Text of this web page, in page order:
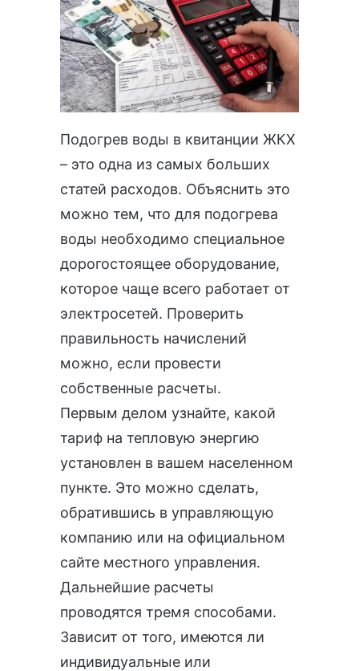
Подогрев воды в квитанции ЖКХ
– это одна из самых больших
статей расходов. Объяснить это
можно тем, что для подогрева
воды необходимо специальное
дорогостоящее оборудование,
которое чаще всего работает от
электросетей. Проверить
правильность начислений
можно, если провести
собственные расчеты.
Первым делом узнайте, какой
тариф на тепловую энергию
установлен в вашем населенном
пункте. Это можно сделать,
обратившись в управляющую
компанию или на официальном
сайте местного управления.
Дальнейшие расчеты
проводятся тремя способами.
Зависит от того, имеются ли
индивидуальные или